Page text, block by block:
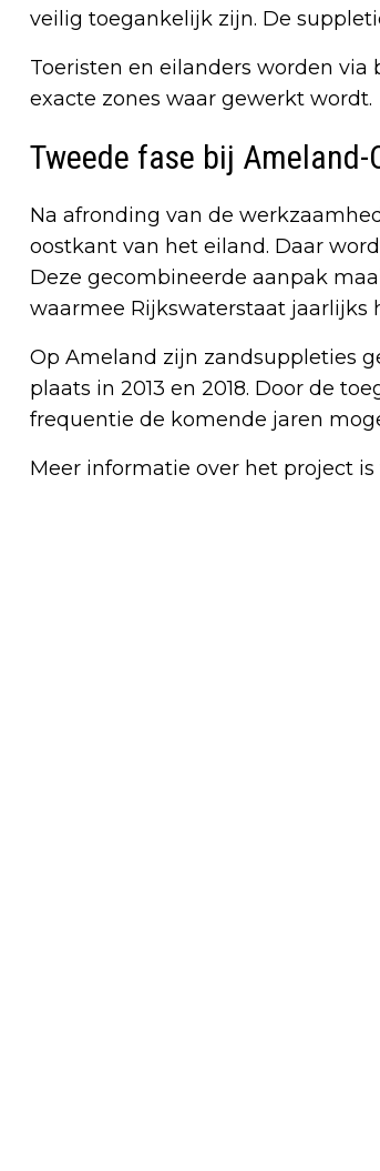
veilig toegankelijk zijn. De
Toeristen en eilanders worden
exacte zones waar gewerkt wordt.
Tweede fase bij Ameland-
Na afronding van de
oostkant van het eiland. Daar
Deze gecombineerde aanpak
waarmee Rijkswaterstaat
Op Ameland zijn zandsuppleties
plaats in 2013 en 2018. Door de
frequentie de komende jaren
Meer informatie over het project